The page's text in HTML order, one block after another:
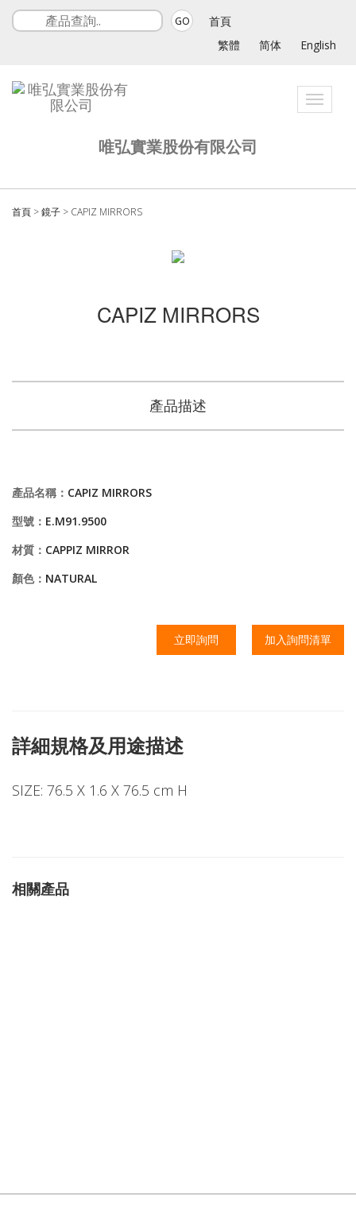
GO
首頁
繁體
简体 English
Toggle
唯弘實業股份有限公司
首頁 >鏡子 > CAPIZ MIRRORS
CAPIZ MIRRORS
產品描述
產品名稱： CAPIZ MIRRORS
型號： E.M91.9500
材質： CAPPIZ MIRROR
顏色： NATURAL
立即詢問 加入詢問清單
詳細規格及用途描述
SIZE: 76.5 X 1.6 X 76.5 cm H
相關產品